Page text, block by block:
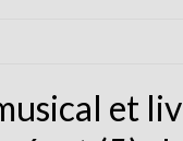
et